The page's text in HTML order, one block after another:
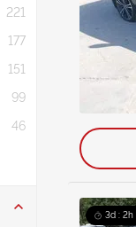
221
177
151
99
46
3d : 2h